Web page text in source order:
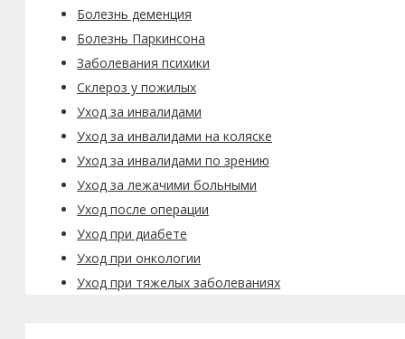
Болезнь деменция
Болезнь Паркинсона
Заболевания психики
Склероз у пожилых
Уход за инвалидами
Уход за инвалидами на коляске
Уход за инвалидами по зрению
Уход за лежачими больными
Уход после операции
Уход при диабете
Уход при онкологии
Уход при тяжелых заболеваниях